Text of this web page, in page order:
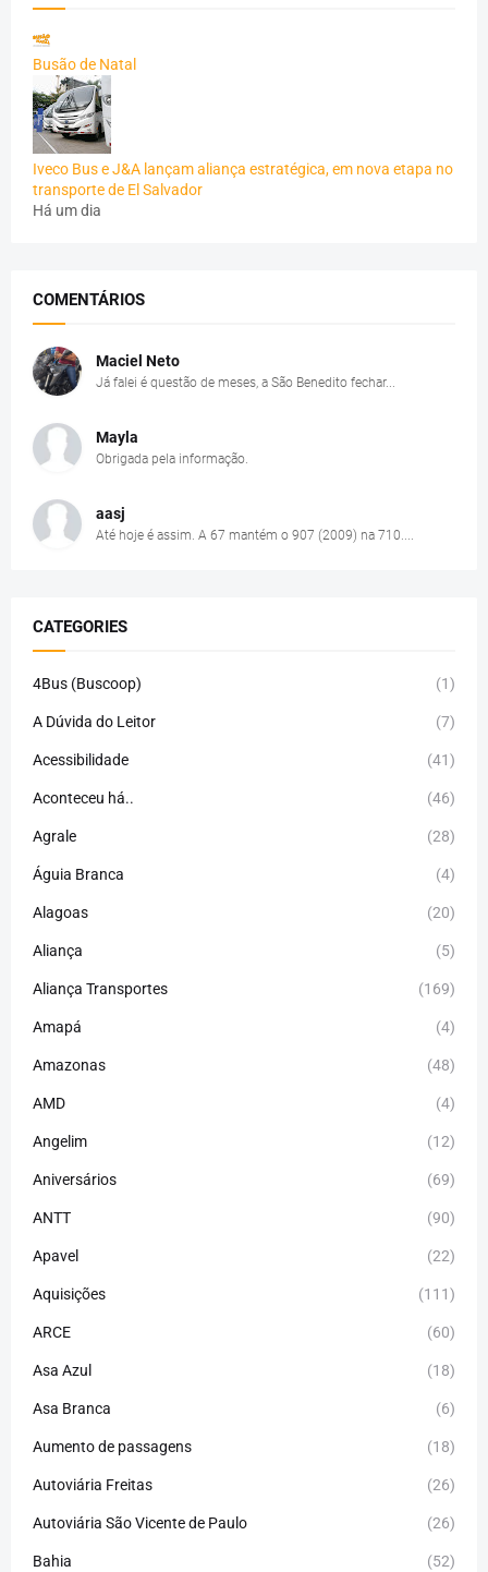
Busão de Natal
Iveco Bus e J&A lançam aliança estratégica, em nova etapa no
transporte de El Salvador
Há um dia
COMENTÁRIOS
Maciel Neto
Já falei é questão de meses, a São Benedito fechar...
Mayla
Obrigada pela informação.
aasj
Até hoje é assim. A 67 mantém o 907 (2009) na 710....
CATEGORIES
4Bus (Buscoop) (1)
A Dúvida do Leitor (7)
Acessibilidade (41)
Aconteceu há.. (46)
Agrale (28)
Águia Branca (4)
Alagoas (20)
Aliança (5)
Aliança Transportes (169)
Amapá (4)
Amazonas (48)
AMD (4)
Angelim (12)
Aniversários (69)
ANTT (90)
Apavel (22)
Aquisições (111)
ARCE (60)
Asa Azul (18)
Asa Branca (6)
Aumento de passagens (18)
Autoviária Freitas (26)
Autoviária São Vicente de Paulo (26)
Bahia (52)